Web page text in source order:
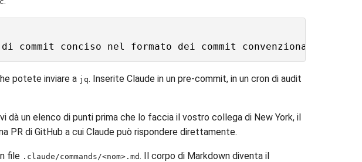
potete inviare a jq. Inserite Claude in un pre-commit, in un cron di audit
dà un elenco di punti prima che lo faccia il vostro collega di New York, il
PR di GitHub a cui Claude può rispondere direttamente.
file .claude/commands/<nom>.md . Il corpo di Markdown diventa il